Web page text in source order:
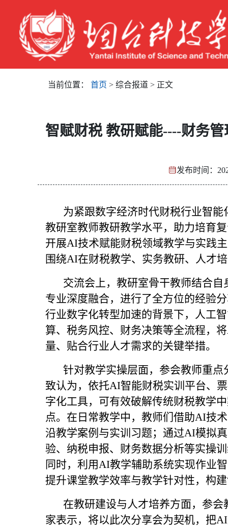
当前位置： 首页 > 综合报道 > 正文
智赋财税 教研赋能----财务
发布时间：
为紧跟数字经济时代财税行业智能
教研室教师教研教学水平，助力培育
开展AI技术赋能财税领域教学与实践
围绕AI在财税教学、实务教研、人才
交流会上，教研室骨干教师结合自
专业深度融合，进行了全方位的经验
行业数字化转型加速的背景下，人工
算、税务风控、财务决策等全流程，
量、贴合行业人才需求的关键举措。
针对教学实操层面，参会教师重点
致认为，依托AI智能财税实训平台、
字化工具，可有效破解传统财税教学
点。在日常教学中，教师们借助AI技
沿教学案例与实训习题；通过AI模拟
验、纳税申报、财务数据分析等实操
同时，利用AI教学辅助系统实现作业
提升课堂教学效率与教学针对性，构
在教研建设与人才培养方面，参会
家表示，将以此次分享会为契机，把